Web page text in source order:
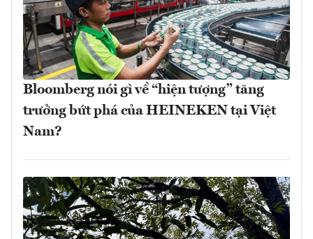
Bloomberg nói gì về “hiện tượng” tăng
trưởng bứt phá của HEINEKEN tại Việt
Nam?